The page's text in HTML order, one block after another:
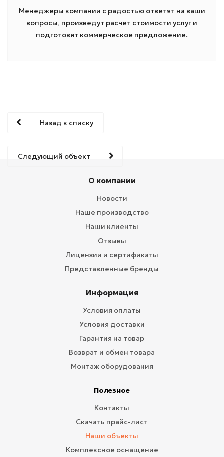
Менеджеры компании с радостью ответят на ваши
вопросы, произведут расчет стоимости услуг и
подготовят коммерческое предложение.
Назад к списку
Следующий объект
О компании
Новости
Наше производство
Наши клиенты
Отзывы
Лицензии и сертификаты
Представленные бренды
Информация
Условия оплаты
Условия доставки
Гарантия на товар
Возврат и обмен товара
Монтаж оборудования
Полезное
Контакты
Скачать прайс-лист
Наши объекты
Комплексное оснащение